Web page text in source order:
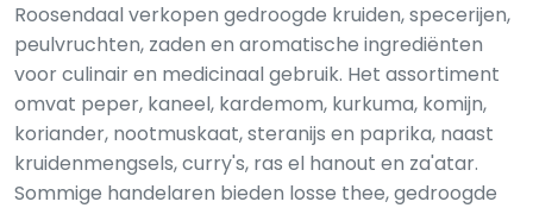
Roosendaal verkopen gedroogde kruiden, specerijen,
peulvruchten, zaden en aromatische ingrediënten
voor culinair en medicinaal gebruik. Het assortiment
omvat peper, kaneel, kardemom, kurkuma, komijn,
koriander, nootmuskaat, steranijs en paprika, naast
kruidenmengsels, curry's, ras el hanout en za'atar.
Sommige handelaren bieden losse thee, gedroogde